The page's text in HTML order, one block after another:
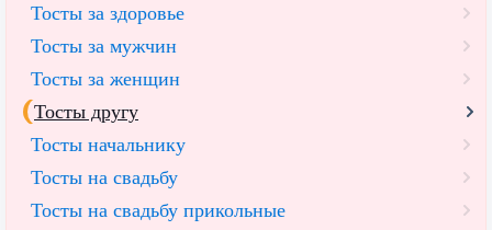
Тосты за здоровье
Тосты за мужчин
Тосты за женщин
Тосты другу
Тосты начальнику
Тосты на свадьбу
Тосты на свадьбу прикольные